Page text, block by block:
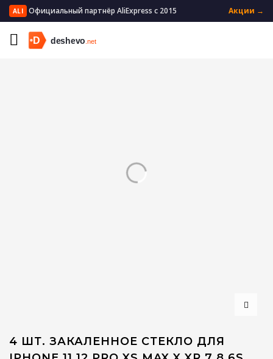
ALI Официальный партнёр AliExpress с 2015 Акции →
4 ШТ. ЗАКАЛЕННОЕ СТЕКЛО ДЛЯ